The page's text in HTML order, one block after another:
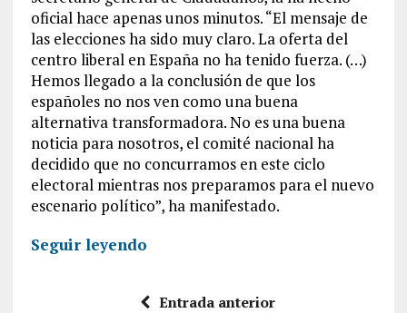
oficial hace apenas unos minutos. “El mensaje de
las elecciones ha sido muy claro. La oferta del
centro liberal en España no ha tenido fuerza. (…)
Hemos llegado a la conclusión de que los
españoles no nos ven como una buena
alternativa transformadora. No es una buena
noticia para nosotros, el comité nacional ha
decidido que no concurramos en este ciclo
electoral mientras nos preparamos para el nuevo
escenario político”, ha manifestado.
Seguir leyendo
Entrada anterior